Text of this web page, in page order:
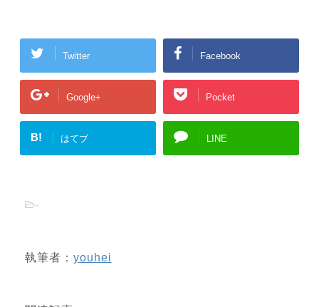
Twitter Facebook
Google+ Pocket
B! はてブ LINE
-
執筆者： youhei